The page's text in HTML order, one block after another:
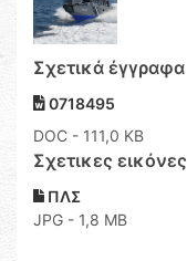
Σχετικά έγγραφα
0718495
DOC - 111,0 KB
Σχετικες εικόνες
ΠΛΣ
JPG - 1,8 MB